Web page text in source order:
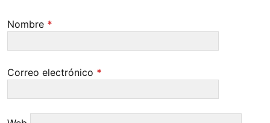
Nombre *
Correo electrónico *